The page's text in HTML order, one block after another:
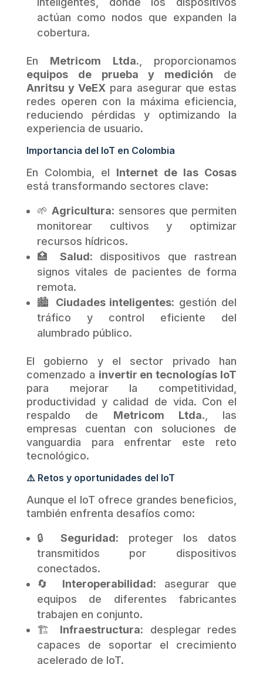
actúan como nodos que expanden la
cobertura.
En Metricom Ltda. , proporcionamos
equipos de prueba y medición de
Anritsu y VeEX para asegurar que estas
redes operen con la máxima eficiencia,
reduciendo pérdidas y optimizando la
experiencia de usuario.
Importancia del IoT en Colombia
En Colombia, el Internet de las Cosas
está transformando sectores clave:
🌱Agricultura: sensores que permiten
monitorear cultivos y optimizar
recursos hídricos.
🏥 Salud: dispositivos que rastrean
signos vitales de pacientes de forma
remota.
🏙️ Ciudades inteligentes: gestión del
tráfico y control eficiente del
alumbrado público.
El gobierno y el sector privado han
comenzado a invertir en tecnologías IoT
para mejorar la competitividad,
productividad y calidad de vida. Con el
respaldo de Metricom Ltda. , las
empresas cuentan con soluciones de
vanguardia para enfrentar este reto
tecnológico.
⚠️ Retos y oportunidades del IoT
Aunque el IoT ofrece grandes beneficios,
también enfrenta desafíos como:
🔒 Seguridad: proteger los datos
transmitidos por dispositivos
conectados.
🔄 Interoperabilidad: asegurar que
equipos de diferentes fabricantes
trabajen en conjunto.
🏗️ Infraestructura: desplegar redes
capaces de soportar el crecimiento
acelerado de IoT.